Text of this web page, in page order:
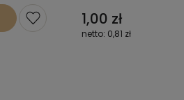
1,00 zł
0,81 zł